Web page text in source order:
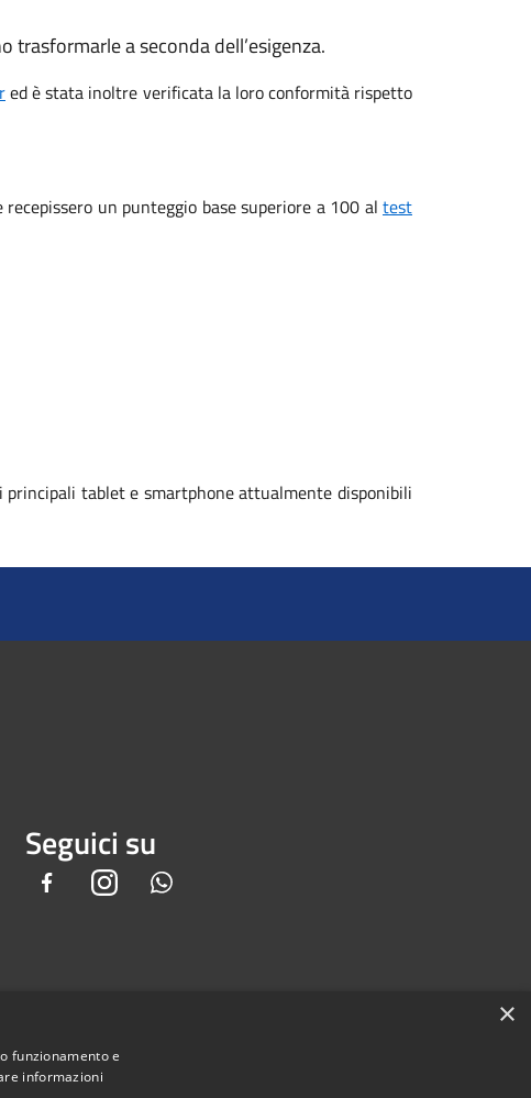
a seconda dell’esigenza.
ed è stata inoltre verificata la loro conformità rispetto
un punteggio base superiore a 100 al test
tablet e smartphone attualmente disponibili
Seguici su
FacebookInstagram
×
funzionamento e
informazioni